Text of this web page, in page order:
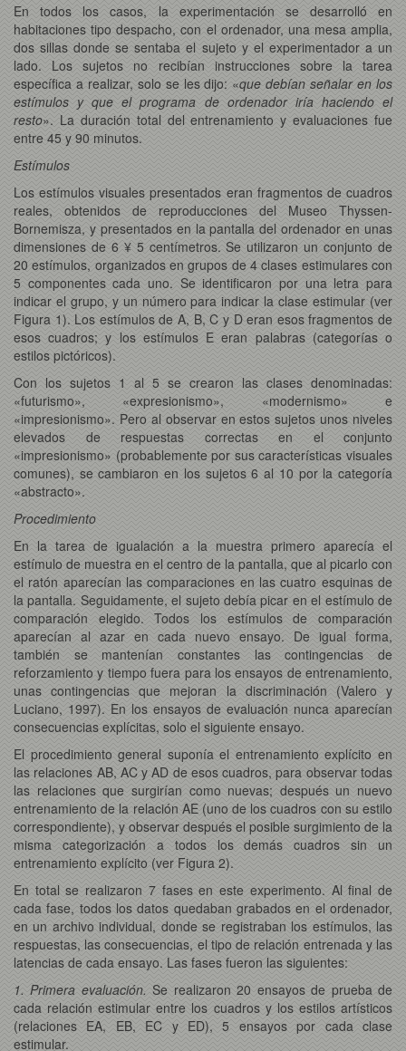
En todos los casos, la experimentación se desarrolló en
habitaciones tipo despacho, con el ordenador, una mesa amplia,
dos sillas donde se sentaba el sujeto y el experimentador a un
lado. Los sujetos no recibían instrucciones sobre la tarea
específica a realizar, solo se les dijo: «que debían señalar en los
estímulos y que el programa de ordenador iría haciendo el
resto». La duración total del entrenamiento y evaluaciones fue
entre 45 y 90 minutos.
Estímulos
Los estímulos visuales presentados eran fragmentos de cuadros
reales, obtenidos de reproducciones del Museo Thyssen-
Bornemisza, y presentados en la pantalla del ordenador en unas
dimensiones de 6 ¥ 5 centímetros. Se utilizaron un conjunto de
20 estímulos, organizados en grupos de 4 clases estimulares con
5 componentes cada uno. Se identificaron por una letra para
indicar el grupo, y un número para indicar la clase estimular (ver
Figura 1). Los estímulos de A, B, C y D eran esos fragmentos de
esos cuadros; y los estímulos E eran palabras (categorías o
estilos pictóricos).
Con los sujetos 1 al 5 se crearon las clases denominadas:
«futurismo», «expresionismo», «modernismo» e
«impresionismo». Pero al observar en estos sujetos unos niveles
elevados de respuestas correctas en el conjunto
«impresionismo» (probablemente por sus características visuales
comunes), se cambiaron en los sujetos 6 al 10 por la categoría
«abstracto».
Procedimiento
En la tarea de igualación a la muestra primero aparecía el
estímulo de muestra en el centro de la pantalla, que al picarlo con
el ratón aparecían las comparaciones en las cuatro esquinas de
la pantalla. Seguidamente, el sujeto debía picar en el estímulo de
comparación elegido. Todos los estímulos de comparación
aparecían al azar en cada nuevo ensayo. De igual forma,
también se mantenían constantes las contingencias de
reforzamiento y tiempo fuera para los ensayos de entrenamiento,
unas contingencias que mejoran la discriminación (Valero y
Luciano, 1997). En los ensayos de evaluación nunca aparecían
consecuencias explícitas, solo el siguiente ensayo.
El procedimiento general suponía el entrenamiento explícito en
las relaciones AB, AC y AD de esos cuadros, para observar todas
las relaciones que surgirían como nuevas; después un nuevo
entrenamiento de la relación AE (uno de los cuadros con su estilo
correspondiente), y observar después el posible surgimiento de la
misma categorización a todos los demás cuadros sin un
entrenamiento explícito (ver Figura 2).
En total se realizaron 7 fases en este experimento. Al final de
cada fase, todos los datos quedaban grabados en el ordenador,
en un archivo individual, donde se registraban los estímulos, las
respuestas, las consecuencias, el tipo de relación entrenada y las
latencias de cada ensayo. Las fases fueron las siguientes:
1. Primera evaluación. Se realizaron 20 ensayos de prueba de
cada relación estimular entre los cuadros y los estilos artísticos
(relaciones EA, EB, EC y ED), 5 ensayos por cada clase
estimular.